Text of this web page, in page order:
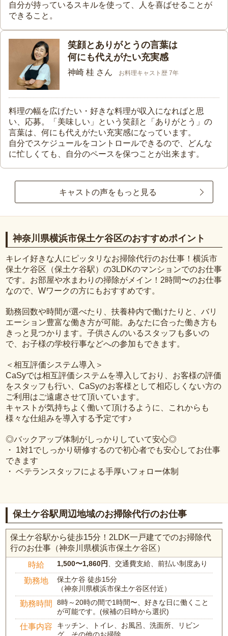
自分が持っているスキルを使って、人を喜ばせることが
できること。
笑顔とありがとうの言葉は
何にも代えがたい充実感
神崎 桂 さん お料理キャスト歴 7年
料理の幅を広げたい・好きな料理が収入になればと思
い、応募。「美味しい」という笑顔と「ありがとう」の
言葉は、何にも代えがたい充実感になっています。
自分でスケジュールをコントロールできるので、どんな
に忙しくても、自分のペースを保つことが出来ます。
キャストの声をもっと見る
神奈川県横浜市保土ケ谷区のおすすめポイント
キレイ好きな人にピッタリなお掃除代行のお仕事！横浜市
保土ケ谷区（保土ケ谷駅）の3LDKのマンションでのお仕事
です。お部屋や水まわりの掃除がメイン！2時間〜のお仕事
なので、Wワークの方にもおすすめです。
勤務回数や時間が選べたり、扶養枠内で働けたりと、バリ
エーション豊富な働き方が可能。あなたに合った働き方も
きっと見つかります。子供さんのいるスタッフも多いの
で、お子様の学校行事などへの参加もできます。
＜相互評価システム導入＞
CaSyでは相互評価システムを導入しており、お客様の評価
をスタッフも行い、CaSyのお客様として相応しくない方の
ご利用はご遠慮させて頂いています。
キャストが気持ちよく働いて頂けるように、これからも
様々な仕組みを導入する予定です♪
◎バックアップ体制がしっかりしていて安心◎
・ 1対1でしっかり研修するので初心者でも安心してお仕事
できます
・ ベテランスタッフによる手厚いフォロー体制
保土ケ谷駅周辺地域のお掃除代行のお仕事
保土ケ谷駅から徒歩15分！2LDK一戸建てでのお掃除代
行のお仕事（神奈川県横浜市保土ケ谷区）
時給 1,500〜1,860円、交通費支給、前払い制度あり
勤務地
保土ケ谷 徒歩15分
（神奈川県横浜市保土ケ谷区付近）
勤務時間
8時～20時の間で1時間〜、好きな日に働くこと
が可能です。(候補の日時から選択)
仕事内容
キッチン、トイレ、お風呂、洗面所、リビン